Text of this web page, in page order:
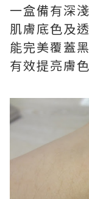
一盒備有深
肌膚底色及
能完美覆蓋
有效提亮膚